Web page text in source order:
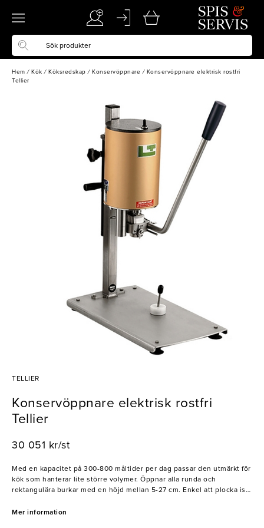
Hem / Kök / Köksredskap / Konservöppnare / Konservöppnare elektrisk rostfri
Tellier
TELLIER
Konservöppnare elektrisk rostfri
Tellier
30 051 kr/st
Med en kapacitet på 300-800 måltider per dag passar den utmärkt för
kök som hanterar lite större volymer. Öppnar alla runda och
rektangulära burkar med en höjd mellan 5-27 cm. Enkel att plocka isär
rostsäkra material, kugghjulet är tillverkat av härdat stål och är
Mer information